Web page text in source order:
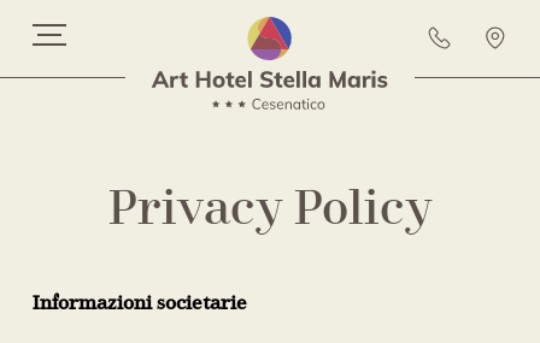
Privacy Policy
Informazioni societarie